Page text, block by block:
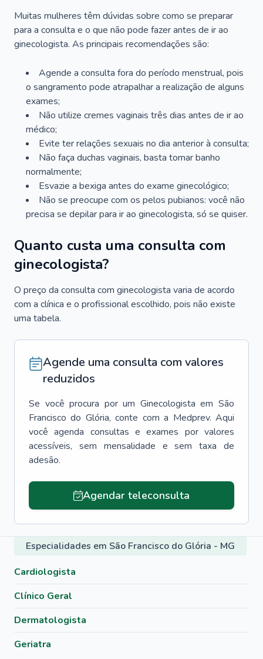
Muitas mulheres têm dúvidas sobre como se preparar
para a consulta e o que não pode fazer antes de ir ao
ginecologista. As principais recomendações são:
Agende a consulta fora do período menstrual, pois
o sangramento pode atrapalhar a realização de alguns
exames;
Não utilize cremes vaginais três dias antes de ir ao
médico;
Evite ter relações sexuais no dia anterior à consulta;
Não faça duchas vaginais, basta tomar banho
normalmente;
Esvazie a bexiga antes do exame ginecológico;
Não se preocupe com os pelos pubianos: você não
precisa se depilar para ir ao ginecologista, só se quiser.
Quanto custa uma consulta com
ginecologista?
O preço da consulta com ginecologista varia de acordo
com a clínica e o profissional escolhido, pois não existe
uma tabela.
Agende uma consulta com valores
reduzidos
Se você procura por um Ginecologista em São
Francisco do Glória, conte com a Medprev. Aqui
você agenda consultas e exames por valores
acessíveis, sem mensalidade e sem taxa de
adesão.
Agendar teleconsulta
Especialidades em São Francisco do Glória - MG
Cardiologista
Clínico Geral
Dermatologista
Geriatra